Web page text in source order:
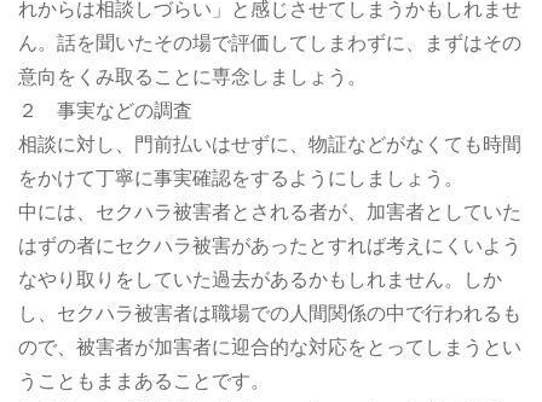
れからは相談しづらい」と感じさせてしまうかもしれませ
ん。話を聞いたその場で評価してしまわずに、まずはその
意向をくみ取ることに専念しましょう。
２ 事実などの調査
相談に対し、門前払いはせずに、物証などがなくても時間
をかけて丁寧に事実確認をするようにしましょう。
中には、セクハラ被害者とされる者が、加害者としていた
はずの者にセクハラ被害があったとすれば考えにくいよう
なやり取りをしていた過去があるかもしれません。しか
し、セクハラ被害者は職場での人間関係の中で行われるも
ので、被害者が加害者に迎合的な対応をとってしまうとい
うこともままあることです。